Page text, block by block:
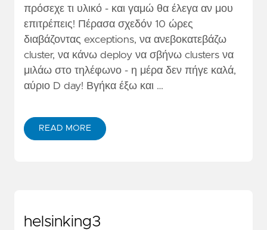
πρόσεχε τι υλικό - και γαμώ θα έλεγα αν μου
επιτρέπεις! Πέρασα σχεδόν 10 ώρες
διαβάζοντας exceptions, να ανεβοκατεβάζω
cluster, να κάνω deploy να σβήνω clusters να
μιλάω στο τηλέφωνο - η μέρα δεν πήγε καλά,
αύριο D day! Βγήκα έξω και …
READ MORE
helsinking3